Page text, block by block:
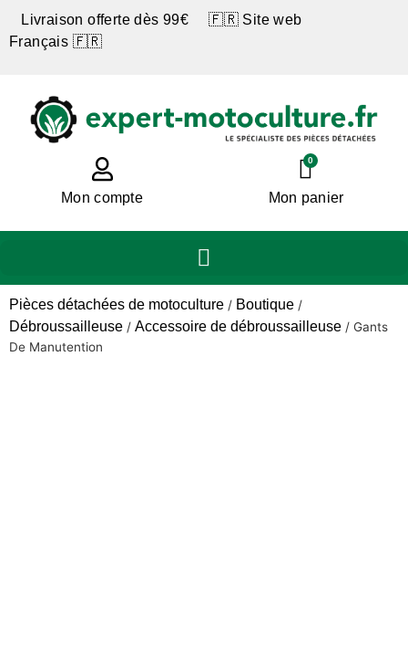
Livraison offerte dès 99€ 🇫🇷 Site web
Français 🇫🇷
Mon compte
0
Mon panier
Pièces détachées de motoculture / Boutique /
Débroussailleuse / Accessoire de débroussailleuse / Gants
De Manutention